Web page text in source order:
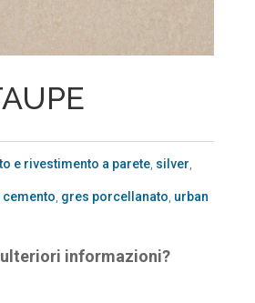
e rivestimento a parete, silver
gres porcellanato urban
informazioni?